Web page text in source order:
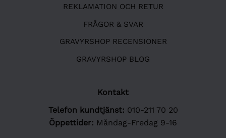
REKLAMATION OCH RETUR
FRÅGOR & SVAR
GRAVYRSHOP RECENSIONER
GRAVYRSHOP BLOG
Kontakt
Telefon kundtjänst: 010-211 70 20
Öppettider: Måndag-Fredag 9-16